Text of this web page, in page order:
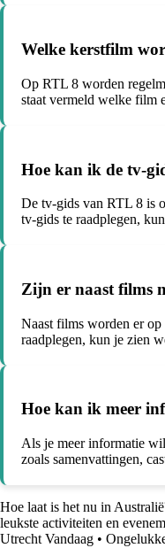
Welke kerstfilm
Op RTL 8 worden
staat vermeld welke film
Hoe kan ik de tv-
De tv-gids van RTL 8 is
tv-gids te raadplegen,
Zijn er naast films
Naast films worden er
raadplegen, kun je zien
Hoe kan ik meer
Als je meer informatie
zoals samenvattingen,
Hoe laat is het nu in
leukste activiteiten en
Utrecht Vandaag •